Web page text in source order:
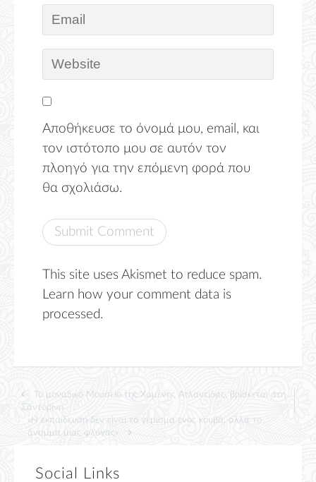
Αποθήκευσε το όνομά μου, email, και
τον ιστότοπο μου σε αυτόν τον
πλοηγό για την επόμενη φορά που
θα σχολιάσω.
This site uses Akismet to reduce spam.
Learn how your comment data is
processed.
Το μοναδικό Μουσείο της Χαμένης Ατλαντίδας, βρίσκεται στη
Σαντορίνη
«Η εκπαίδευση δεν είναι το γέμισμα ενός κουβά, αλλά το
άναμμα μιας φλόγας»
Social Links